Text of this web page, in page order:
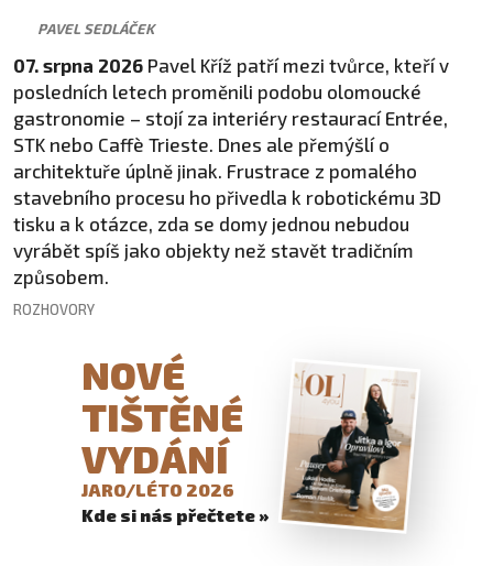
PAVEL SEDLÁČEK
07. srpna 2026 Pavel Kříž patří mezi tvůrce, kteří v
posledních letech proměnili podobu olomoucké
gastronomie – stojí za interiéry restaurací Entrée,
STK nebo Caffè Trieste. Dnes ale přemýšlí o
architektuře úplně jinak. Frustrace z pomalého
stavebního procesu ho přivedla k robotickému 3D
tisku a k otázce, zda se domy jednou nebudou
vyrábět spíš jako objekty než stavět tradičním
způsobem.
ROZHOVORY
NOVÉ
TIŠTĚNÉ
VYDÁNÍ
JARO/LÉTO 2026
Kde si nás přečtete »